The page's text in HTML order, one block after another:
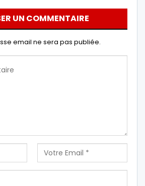
UN COMMENTAIRE
email ne sera pas publiée.